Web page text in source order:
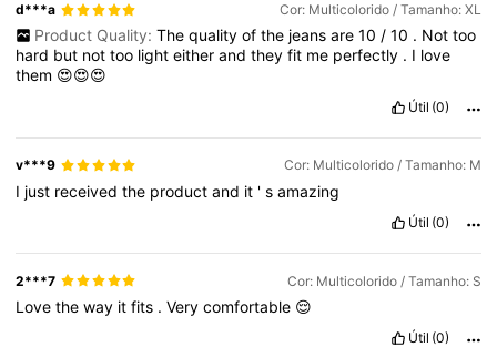
d***a Cor: Multicolorido / Tamanho: XL
Product Quality: The quality of the jeans are 10 / 10 . Not too
hard but nottoo lighteitherandtheyfit me perfectly . I love
them 😍😍😍
Útil (0)
v***9 Cor: Multicolorido / Tamanho: M
I just receivedthe productand it 'samazing
Útil (0)
2***7 Cor: Multicolorido / Tamanho: S
Lovetheway itfits .Verycomfortable 😌
Útil (0)